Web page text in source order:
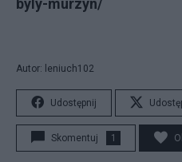
byly-murzyn/
Autor: leniuch102
Udostępnij
Skomentuj 1